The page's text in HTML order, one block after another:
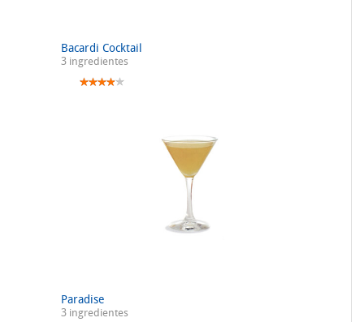
Bacardi Cocktail
3 ingredientes
Paradise
3 ingredientes